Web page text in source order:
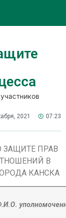
2021 07:23
ПРАВ
В
КАНСКА